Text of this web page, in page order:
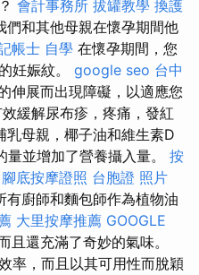
會計事務所 拔罐教學 換護
們和其他母親在懷孕期間他
帳士 自學 在懷孕期間，您
妊娠紋。 google seo 台中
伸展而出現障礙，以適應您
緩解尿布疹，疼痛，發紅
乳母親，椰子油和維生素D
並增加了營養攝入量。 按
腳底按摩證照 台胞證 照片
有廚師和麵包師作為植物油
大里按摩推薦 GOOGLE
且還充滿了奇妙的氣味。
率，而且以其可用性而脫穎